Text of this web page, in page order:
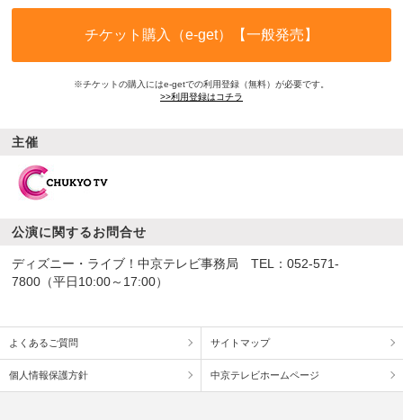
チケット購入（e-get）【一般発売】
※チケットの購入にはe-getでの利用登録（無料）が必要です。
>>利用登録はコチラ
主催
公演に関するお問合せ
ディズニー・ライブ！中京テレビ事務局 TEL：052-571-
7800（平日10:00～17:00）
よくあるご質問 サイトマップ
個人情報保護方針 中京テレビホームページ